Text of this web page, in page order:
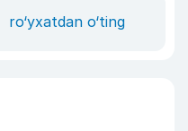
ro‘yxatdan o‘ting